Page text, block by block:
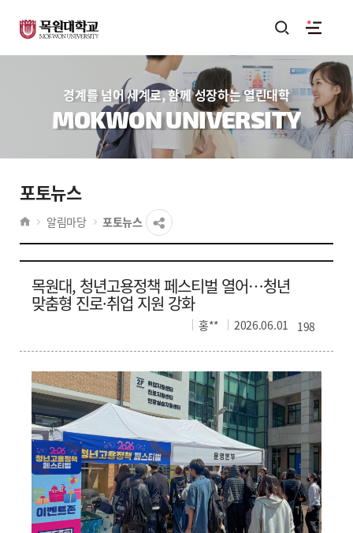
경계를 넘어 세계로, 함께 성장하는 열린대학
MOKWON UNIVERSITY
포토뉴스
알림마당 포토뉴스
목원대, 청년고용정책 페스티벌 열어…청년
맞춤형 진로·취업 지원 강화
홍** 2026.06.01 198